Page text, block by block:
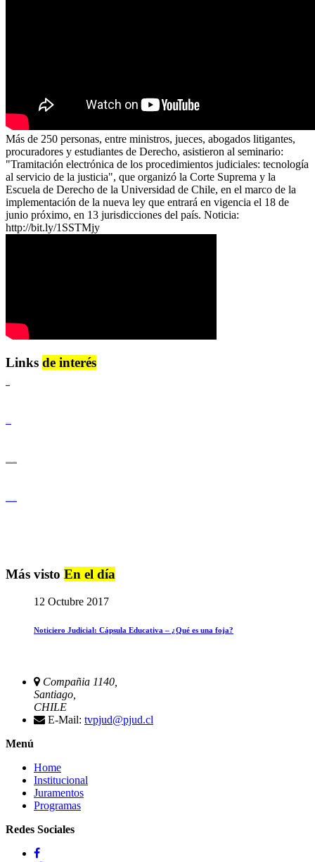
Más de 250 personas, entre ministros, jueces, abogados litigantes,
procuradores y estudiantes de Derecho, asistieron al seminario:
"Tramitación electrónica de los procedimientos judiciales: tecnología
al servicio de la justicia", que organizó la Corte Suprema y la
Escuela de Derecho de la Universidad de Chile, en el marco de la
implementación de la nueva ley que entrará en vigencia el 18 de
junio próximo, en 13 jurisdicciones del país. Noticia:
http://bit.ly/1SSTMjy
Links de interés
Más visto En el día
12 Octubre 2017
Noticiero Judicial: Cápsula Educativa – ¿Qué es una foja?
Compañia 1140,
Santiago,
CHILE
E-Mail: tvpjud@pjud.cl
Menú
Home
Institucional
Juramentos
Programas
Redes Sociales